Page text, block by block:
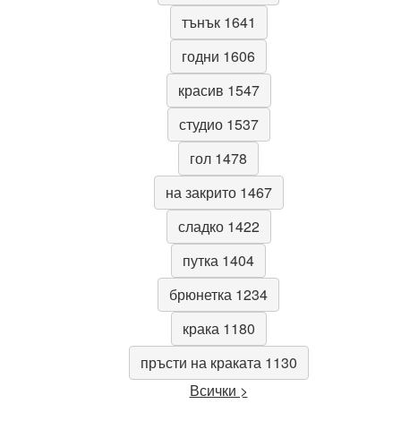
тънък 1641
годни 1606
красив 1547
студио 1537
гол 1478
на закрито 1467
сладко 1422
путка 1404
брюнетка 1234
крака 1180
пръсти на краката 1130
Всички >